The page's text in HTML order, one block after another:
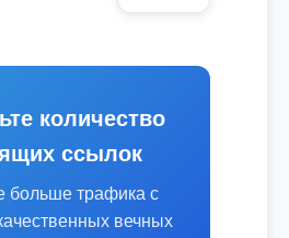
количество
ссылок
больше трафика с
вечных